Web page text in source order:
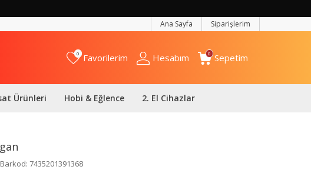
Ana Sayfa Siparişlerim
0 Favorilerim Hesabım 0 Sepetim
Ürünleri Hobi & Eğlence 2. El Cihazlar
Barkod: 7435201391368